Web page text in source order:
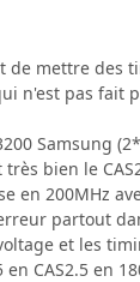
de mettre des
n'est pas fait
Samsung
bien le
en 200MHz
partout
et les
CAS2.5 en